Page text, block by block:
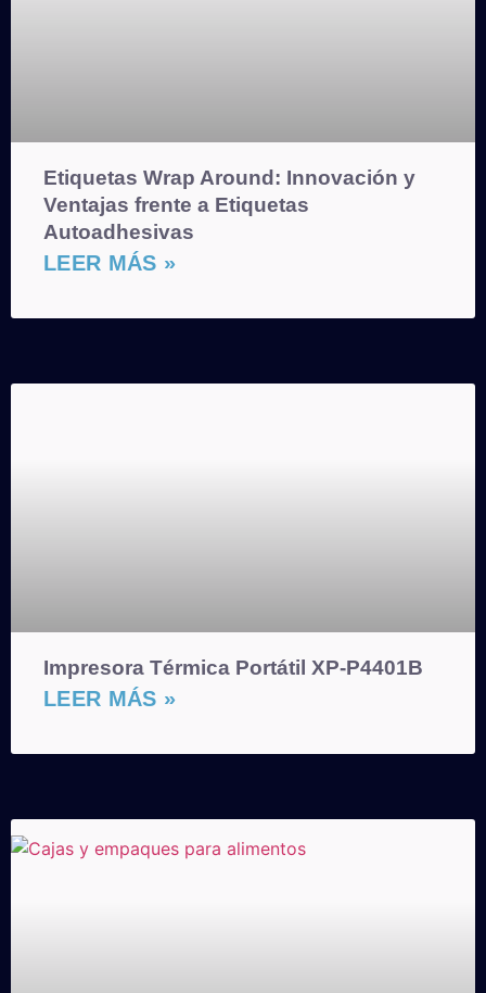
Etiquetas Wrap Around: Innovación y
Ventajas frente a Etiquetas
Autoadhesivas
LEER MÁS »
Impresora Térmica Portátil XP-P4401B
LEER MÁS »